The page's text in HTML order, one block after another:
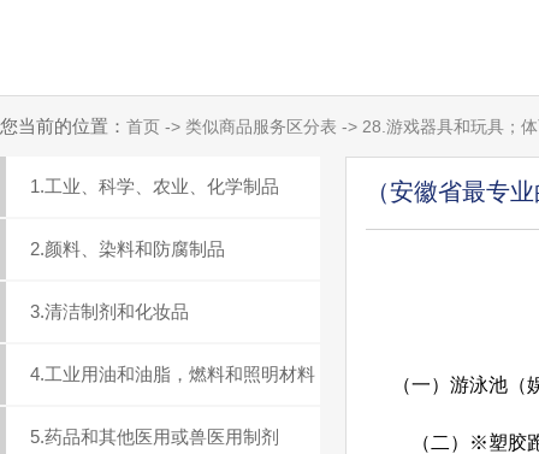
您当前的位置： 首页 -> 类似商品服务区分表 -> 28.游戏器具和玩具；
1.工业、科学、农业、化学制品
2.颜料、染料和防腐制品
3.清洁制剂和化妆品
4.工业用油和油脂，燃料和照明材料
5.药品和其他医用或兽医用制剂
（安徽省最专
（一）游泳池（
（二）※塑胶